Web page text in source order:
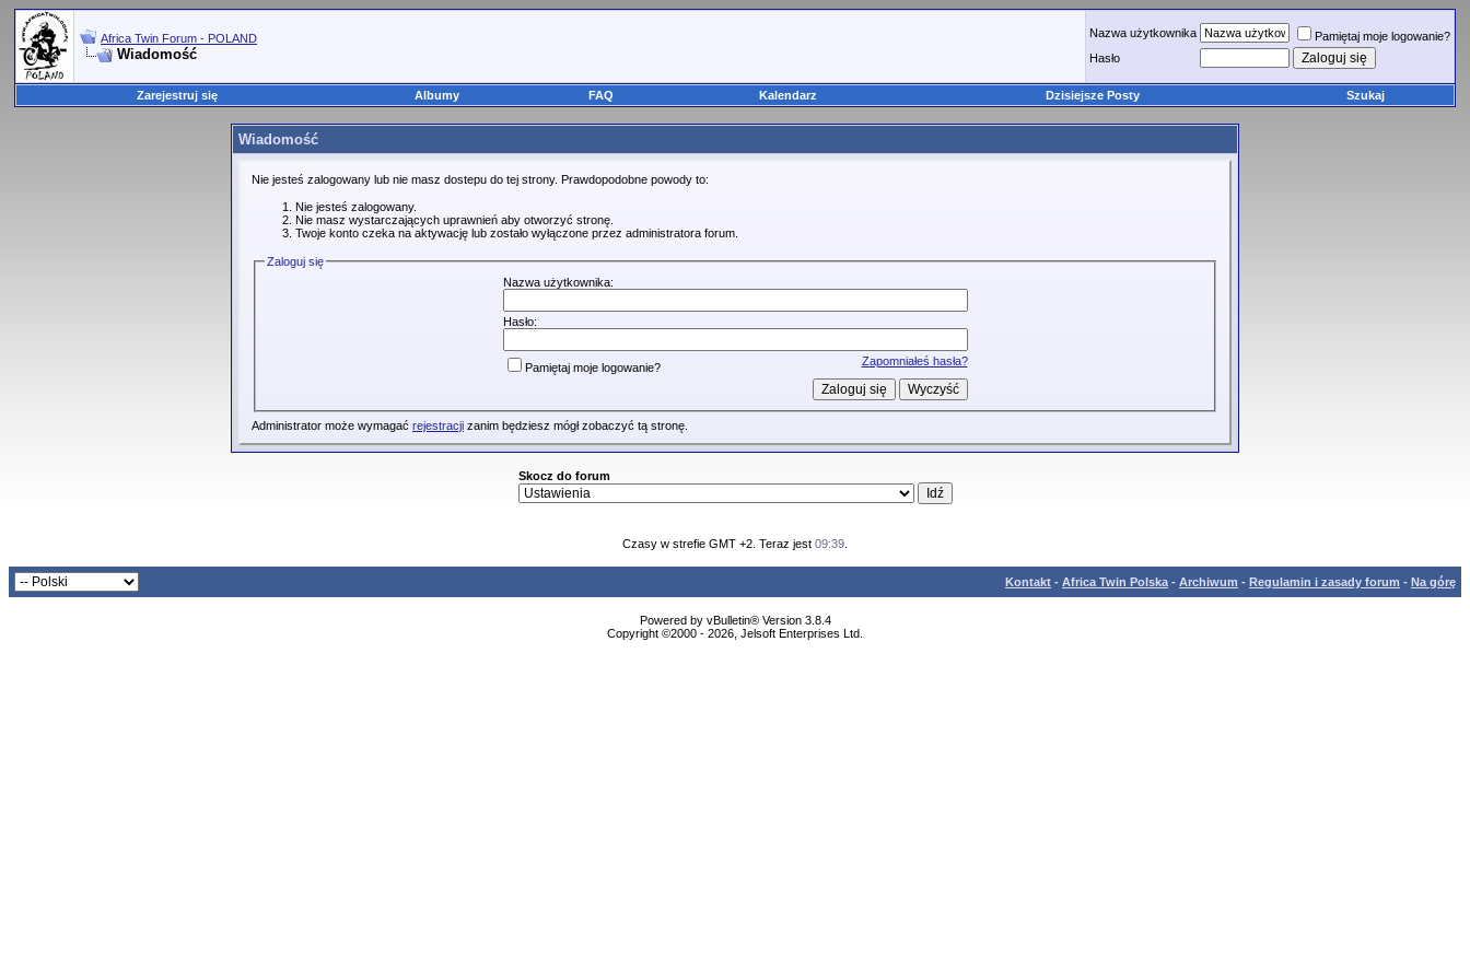
Africa Twin Forum - POLAND
Wiadomość
Nazwa użytkownika
Pamiętaj moje logowanie?
Hasło
Zarejestruj się Albumy FAQ Kalendarz Dzisiejsze Posty Szukaj
Wiadomość
Nie jesteś zalogowany lub nie masz dostepu do tej strony. Prawdopodobne powody to:
Nie jesteś zalogowany.
Nie masz wystarczających uprawnień aby otworzyć stronę.
Twoje konto czeka na aktywację lub zostało wyłączone przez administratora forum.
Zaloguj się
Nazwa użytkownika:
Hasło:
Zapomniałeś hasła?
Pamiętaj moje logowanie?
Administrator może wymagać rejestracji zanim będziesz mógł zobaczyć tą stronę.
Skocz do forum
Czasy w strefie GMT +2. Teraz jest 09:39
Kontakt - Africa Twin Polska - Archiwum - Regulamin i zasady forum - Na górę
Powered by vBulletin® Version 3.8.4
Copyright ©2000 - 2026, Jelsoft Enterprises Ltd.